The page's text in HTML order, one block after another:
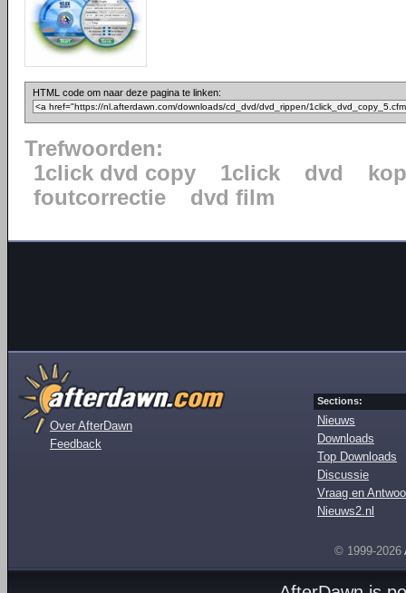
HTML code om naar deze pagina te linken:
Trefwoorden:
1click dvd copy
1click dvd
foutcorrectie
dvd film
Over AfterDawn
Feedback
Sections:
Nieuws
Downloads
Top Downloads
Discussie
Vraag en
Nieuws2.nl
© 1999-2026